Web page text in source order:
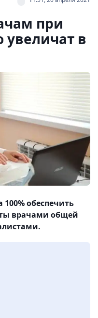
при
увеличат в
100% обеспечить
врачами общей